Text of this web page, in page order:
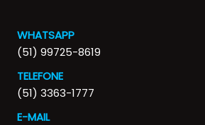
WHATSAPP
(51) 99725-8619
TELEFONE
(51) 3363-1777
E-MAIL